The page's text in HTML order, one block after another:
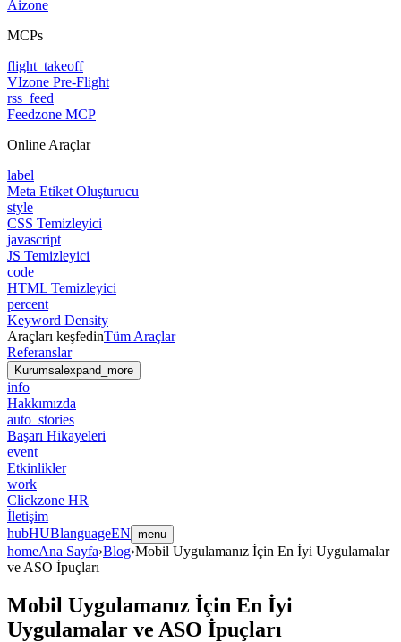
Aizone
MCPs
flight_takeoff
VIzone Pre-Flight
rss_feed
Feedzone MCP
Online Araçlar
label
Meta Etiket Oluşturucu
style
CSS Temizleyici
javascript
JS Temizleyici
code
HTML Temizleyici
percent
Keyword Density
Araçları keşfedinTüm Araçlar
Referanslar
Kurumsalexpand_more
info
Hakkımızda
auto_stories
Başarı Hikayeleri
event
Etkinlikler
work
Clickzone HR
İletişim
hubHUBlanguageEN menu
homeAna Sayfa›Blog›Mobil Uygulamanız İçin En İyi Uygulamalar
ve ASO İpuçları
Mobil Uygulamanız İçin En İyi
Uygulamalar ve ASO İpuçları